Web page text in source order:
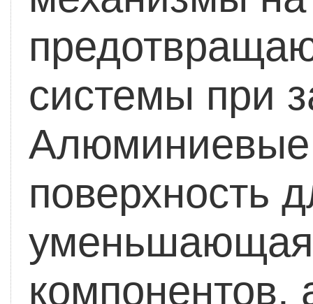
системы при
поверхность
уменьшающая
компонентов,